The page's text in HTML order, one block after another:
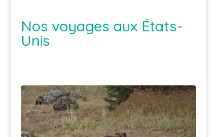
Nos voyages aux États-
Unis